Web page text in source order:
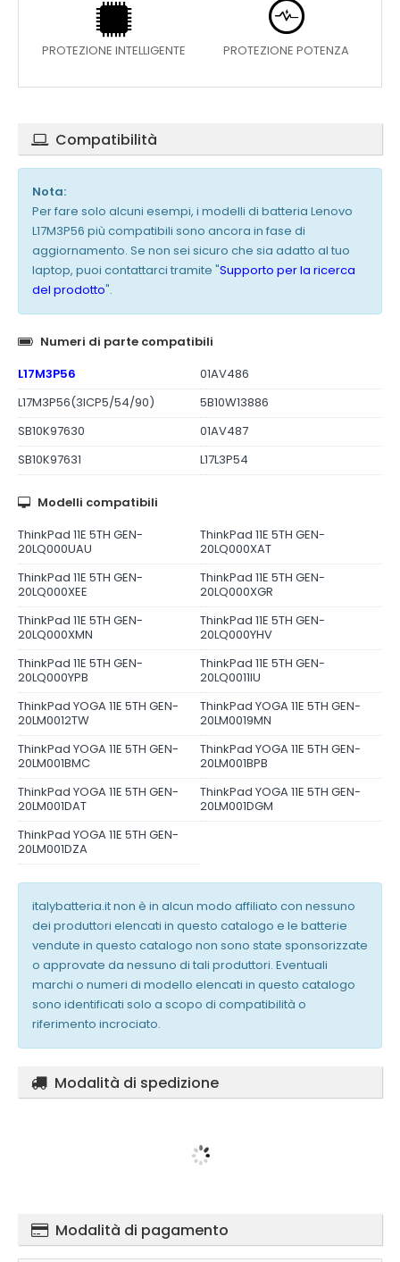
PROTEZIONE INTELLIGENTE PROTEZIONE POTENZA
Compatibilità
Nota:
Per fare solo alcuni esempi, i modelli di batteria Lenovo
L17M3P56 più compatibili sono ancora in fase di
aggiornamento. Se non sei sicuro che sia adatto al tuo
laptop, puoi contattarci tramite "Supporto per la ricerca
del prodotto".
Numeri di parte compatibili
L17M3P56
01AV486
L17M3P56(3ICP5/54/90)
5B10W13886
SB10K97630
01AV487
SB10K97631
L17L3P54
Modelli compatibili
ThinkPad 11E 5TH GEN-
20LQ000UAU
ThinkPad 11E 5TH GEN-
20LQ000XAT
ThinkPad 11E 5TH GEN-
20LQ000XEE
ThinkPad 11E 5TH GEN-
20LQ000XGR
ThinkPad 11E 5TH GEN-
20LQ000XMN
ThinkPad 11E 5TH GEN-
20LQ000YHV
ThinkPad 11E 5TH GEN-
20LQ000YPB
ThinkPad 11E 5TH GEN-
20LQ0011IU
ThinkPad YOGA 11E 5TH GEN-
20LM0012TW
ThinkPad YOGA 11E 5TH GEN-
20LM0019MN
ThinkPad YOGA 11E 5TH GEN-
20LM001BMC
ThinkPad YOGA 11E 5TH GEN-
20LM001BPB
ThinkPad YOGA 11E 5TH GEN-
20LM001DAT
ThinkPad YOGA 11E 5TH GEN-
20LM001DGM
ThinkPad YOGA 11E 5TH GEN-
20LM001DZA
italybatteria.it non è in alcun modo affiliato con nessuno
dei produttori elencati in questo catalogo e le batterie
vendute in questo catalogo non sono state sponsorizzate
o approvate da nessuno di tali produttori. Eventuali
marchi o numeri di modello elencati in questo catalogo
sono identificati solo a scopo di compatibilità o
riferimento incrociato.
Modalità di spedizione
Modalità di pagamento